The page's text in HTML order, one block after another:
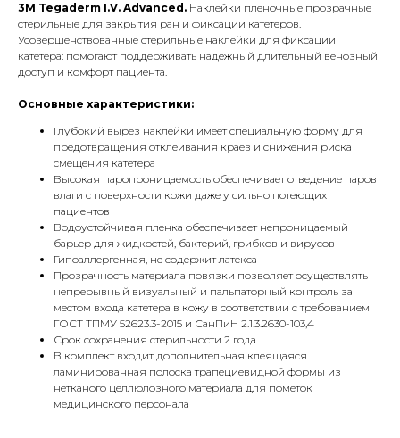
3M Tegaderm I.V. Advanced. Наклейки пленочные прозрачные
стерильные для закрытия ран и фиксации катетеров.
Усовершенствованные стерильные наклейки для фиксации
катетера: помогают поддерживать надежный длительный венозный
доступ и комфорт пациента.
Основные характеристики:
Глубокий вырез наклейки имеет специальную форму для
предотвращения отклеивания краев и снижения риска
смещения катетера
Высокая паропроницаемость обеспечивает отведение паров
влаги с поверхности кожи даже у сильно потеющих
пациентов
Водоустойчивая пленка обеспечивает непроницаемый
барьер для жидкостей, бактерий, грибков и вирусов
Гипоаллергенная, не содержит латекса
Прозрачность материала повязки позволяет осуществлять
непрерывный визуальный и пальпаторный контроль за
местом входа катетера в кожу в соответствии с требованием
ГОСТ ТПМУ 52623.3-2015 и СанПиН 2.1.3.2630-103,4
Срок сохранения стерильности 2 года
В комплект входит дополнительная клеящаяся
ламинированная полоска трапециевидной формы из
нетканого целлюлозного материала для пометок
медицинского персонала